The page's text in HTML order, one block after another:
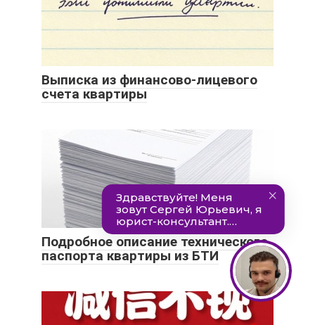
Выписка из финансово-лицевого
счета квартиры
Подробное описание технического
паспорта квартиры из БТИ